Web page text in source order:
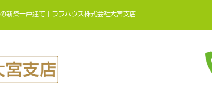
築一戸建て｜ララハウス株式会社大宮支店